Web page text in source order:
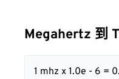
Megahertz 到
1 mhz x 1.0e - 6 =